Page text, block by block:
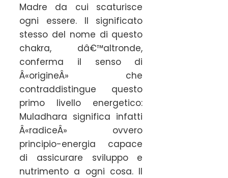
Madre da cui scaturisce
ogni essere. Il significato
stesso del nome di questo
chakra, dâ€™altronde,
conferma il senso di
Â«origineÂ» che
contraddistingue questo
primo livello energetico:
Muladhara significa infatti
Â«radiceÂ» ovvero
principio-energia capace
di assicurare sviluppo e
nutrimento a ogni cosa. Il